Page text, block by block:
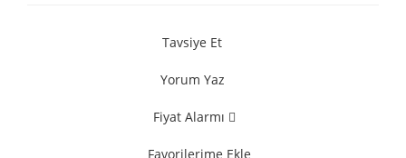
Tavsiye Et
Yorum Yaz
Fiyat Alarmı
Favorilerime Ekle